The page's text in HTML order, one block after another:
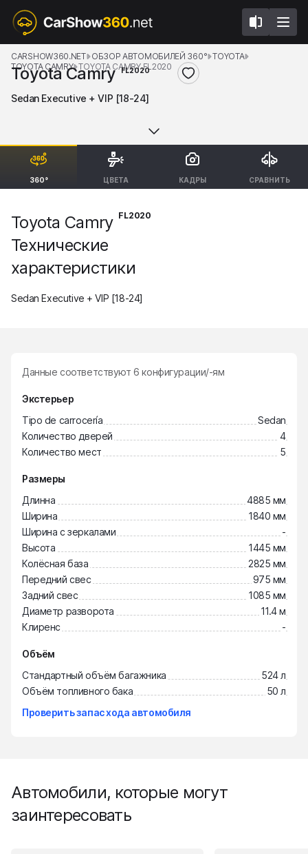
360° ЦВЕТА КАДРЫ СРАВНИТЬ
CARSHOW360.NET ОБЗОР АВТОМОБИЛЕЙ 360° TOYOTA
TOYOTA CAMRY TOYOTA CAMRY FL2020
Toyota Camry FL2020
Sedan Executive + VIP [18-24]
Toyota Camry FL2020
Технические
характеристики
Sedan Executive + VIP [18-24]
Данные соответствуют6 конфигурации/-ям
Экстерьер
Tipo de carrocería
Sedan
Количество дверей
4
Количество мест
5
Размеры
Длинна
4885 мм
Ширина
1840 мм
Ширина с зеркалами
-
Высота
1445 мм
Колёсная база
2825 мм
Передний свес
975 мм
Задний свес
1085 мм
Диаметр разворота
11.4 м
Клиренс
-
Объём
Стандартный объём багажника
524 л
Объём топливного бака
50 л
Проверить запас хода автомобиля
Автомобили, которые могут
заинтересовать